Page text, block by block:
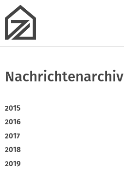
Nachrichtenarchiv
2015
2016
2017
2018
2019